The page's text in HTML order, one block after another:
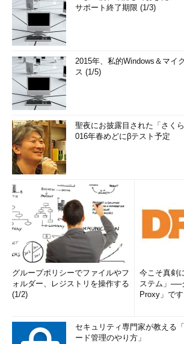
サポート終了期限 (1/3)
2015年、私的Windows＆マイ
ス (1/5)
聖夜にお披露目された「さく
016年春めどにβテスト予定
グループポリシーでファイルやフ
ォルダー、レジストリを操作する
(1/2)
今こそ真剣
ステム」──
Proxy」で
セキュリティ専門家が教える
ード管理のやり方」